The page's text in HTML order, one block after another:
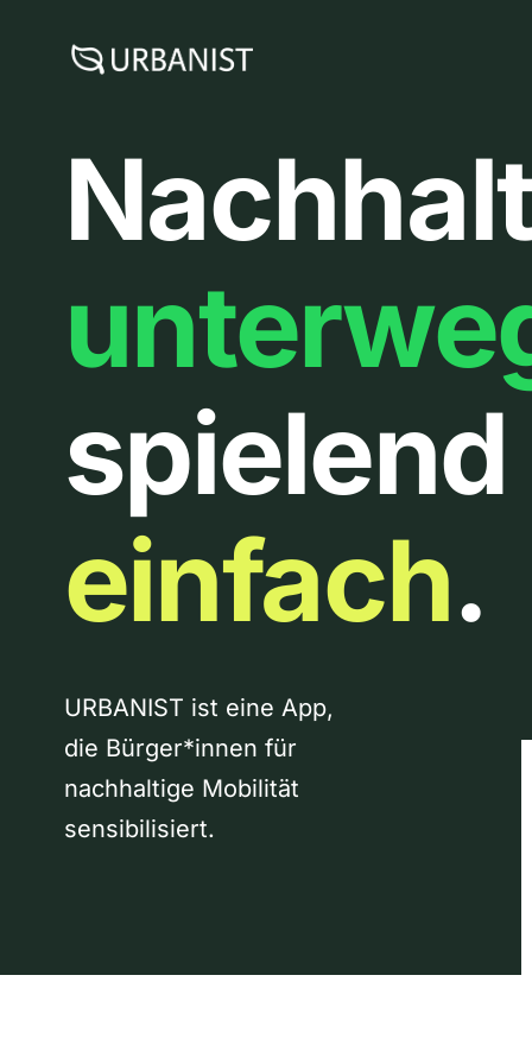
spielend
einfach.
URBANIST ist eine App,
die Bürger*innen für
nachhaltige Mobilität
sensibilisiert.